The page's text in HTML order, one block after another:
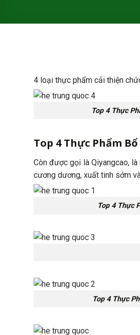
4 loại thực phẩm cải thiện
Top 4 Thực
Top 4 Thực Phẩm
Còn được gọi là Qiyangcao,
cương dương, xuất tinh sớm
Top 4 Thực
Top 4 Thực